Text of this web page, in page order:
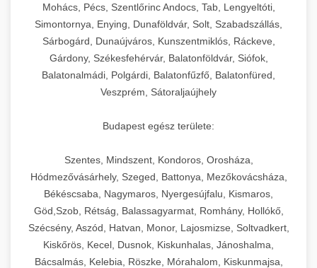
kereskedelmi tésztakeverő
állítható vastagság beállítással.
chef-iparikonyhagepek.hu
professzionális élelmiszer szeletelő
Kereskedelmi vákuumcsomagoló berendezések
élelmiszerek tartósításához. Hosszabbítsa a
szavatossági időt és tartsa meg a termék
frissességét.
🎁 23. Vákuumfóliázó Gép +
Ipari vákuumfóliázó gépek professzionális
Hatékony lezárási és tartósítási megoldások.
chef-iparikonyhagepek.hu
kereskedelmi csomagoló gép
professzionális konyhák számára. Nagy
kapacitású sütő- és főzőberendezés precíz
hőmérséklet-szabályozással.
chef-iparikonyhagepek.hu
kereskedelmi sütősütő
❄️ 25. Ipari Hűtőszekrény +
Professzionális hűtőegységek és hűtőkamrák
kereskedelmi konyhák számára.
Energiahatékony hűtési megoldások nagy
kapacitással.
💧 26. Ipari Mosogatógép +
Kereskedelmi mosogatóberendezések nagy
Mohács, Pécs, Szentlőrinc Andocs, Tab, Lengyeltóti,
Simontornya, Enying, Dunaföldvár, Solt, Szabadszállás,
Sárbogárd, Dunaújváros, Kunszentmiklós, Ráckeve,
Gárdony, Székesfehérvár, Balatonföldvár, Siófok,
Balatonalmádi, Polgárdi, Balatonfűzfő, Balatonfüred,
Veszprém, Sátoraljaújhely
Budapest egész területe:
Szentes, Mindszent, Kondoros, Orosháza,
Hódmezővásárhely, Szeged, Battonya, Mezőkovácsháza,
Békéscsaba, Nagymaros, Nyergesújfalu, Kismaros,
Göd,Szob, Rétság, Balassagyarmat, Romhány, Hollókő,
Szécsény, Aszód, Hatvan, Monor, Lajosmizse, Soltvadkert,
Kiskőrös, Kecel, Dusnok, Kiskunhalas, Jánoshalma,
Bácsalmás, Kelebia, Röszke, Mórahalom, Kiskunmajsa,